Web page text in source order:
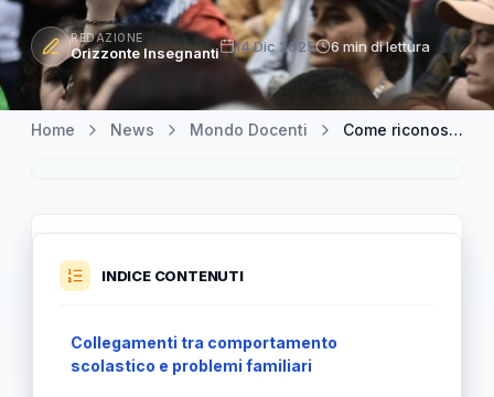
REDAZIONE
Orizzonte Insegnanti 14 Dic 2025 6 min di lettura
Home News Mondo Docenti Come riconoscere i segnali di disagio in classe legati a problematiche familiari
INDICE CONTENUTI
Collegamenti tra comportamento
scolastico e problemi familiari